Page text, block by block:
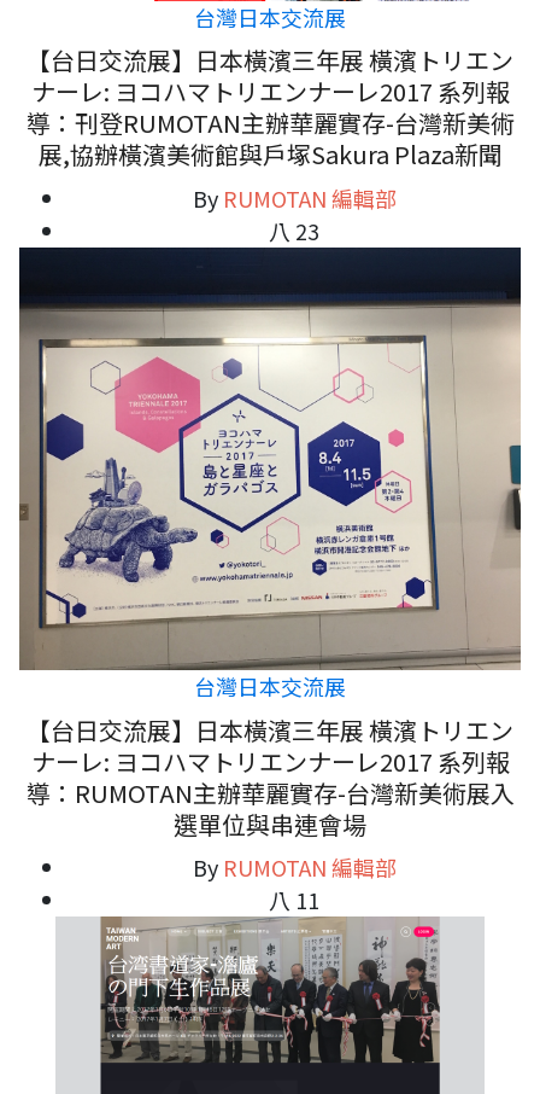
台灣日本交流展
【台日交流展】日本橫濱三年展 橫濱トリエン
ナーレ: ヨコハマトリエンナーレ2017 系列報
導：刊登RUMOTAN主辦華麗實存-台灣新美術
展,協辦橫濱美術館與戶塚Sakura Plaza新聞
By RUMOTAN 編輯部
八 23
台灣日本交流展
【台日交流展】日本橫濱三年展 橫濱トリエン
ナーレ: ヨコハマトリエンナーレ2017 系列報
導：RUMOTAN主辦華麗實存-台灣新美術展入
選單位與串連會場
By RUMOTAN 編輯部
八 11